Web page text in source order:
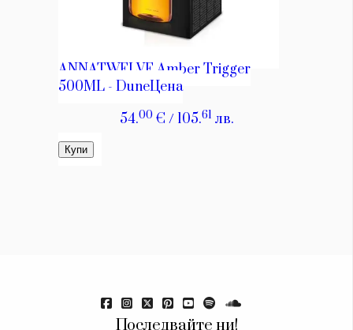
Последвайте ни!
СЛЕДВАЙТЕ НИ
Instagram Twitter
YouTube
© 2026, HighViewArt | Всички права запазени